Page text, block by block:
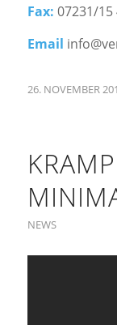
Fax: 07231/15
Email
26. NOVEMBER
NEWS